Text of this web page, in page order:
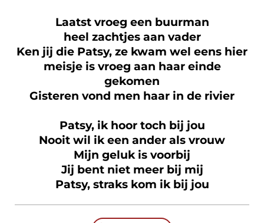
Laatst vroeg een buurman
heel zachtjes aan vader
Ken jij die Patsy, ze kwam wel eens hier
meisje is vroeg aan haar einde
gekomen
Gisteren vond men haar in de rivier
Patsy, ik hoor toch bij jou
Nooit wil ik een ander als vrouw
Mijn geluk is voorbij
Jij bent niet meer bij mij
Patsy, straks kom ik bij jou